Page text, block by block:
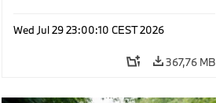
Wed Jul 29 23:00:10 CEST 2026
367,76 MB